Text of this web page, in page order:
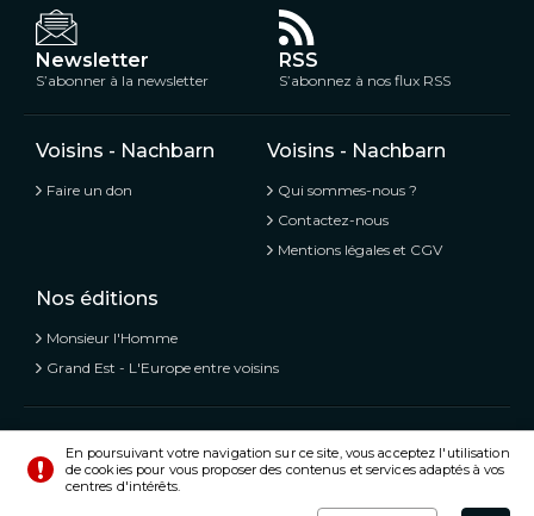
Newsletter
S’abonner à la newsletter
RSS
S’abonnez à nos flux RSS
Voisins - Nachbarn
Faire un don
Voisins - Nachbarn
Qui sommes-nous ?
Contactez-nous
Mentions légales et CGV
Nos éditions
Monsieur l'Homme
Grand Est - L'Europe entre voisins
Voisins - Nachbarn, L’information libre et mitoyenne
© Tous droits réservés 2020 - 2026
En poursuivant votre navigation sur ce site, vous acceptez l'utilisation
de cookies pour vous proposer des contenus et services adaptés à vos
centres d'intérêts.